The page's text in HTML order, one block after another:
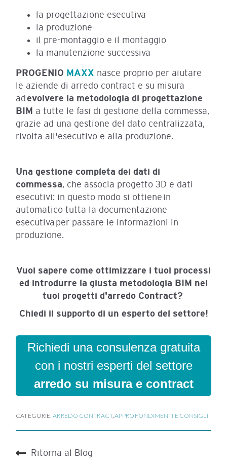
la progettazione esecutiva
la produzione
il pre-montaggio e il montaggio
la manutenzione successiva
PROGENIO MAXX nasce proprio per aiutare
le aziende di arredo contract e su misura
adevolvere la metodologia di progettazione
BIM a tutte le fasi di gestione della commessa,
grazie ad una gestione del dato centralizzata,
rivolta all'esecutivo e alla produzione.
Una gestione completa dei dati di
commessa, che associa progetto 3D e dati
esecutivi: in questo modo si ottiene in
automatico tutta la documentazione
esecutiva per passare le informazioni in
produzione.
Vuoi sapere come ottimizzare i tuoi processi
ed introdurre la giusta metodologia BIM nei
tuoi progetti d'arredo Contract?
Chiedi il supporto di un esperto del settore!
Richiedi una consulenza gratuita
con i nostri esperti del settore
arredo su misura e contract
CATEGORIE: ARREDO CONTRACT,APPROFONDIMENTI E CONSIGLI
Ritorna al Blog